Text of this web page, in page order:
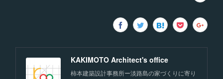
KAKIMOTO Architect's office
柿本建築設計事務所ー淡路島の家づくりに寄り